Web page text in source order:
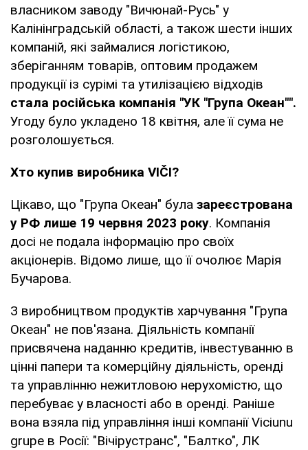
власником заводу "Вичюнай-Русь" у
Калінінградській області, а також шести інших
компаній, які займалися логістикою,
зберіганням товарів, оптовим продажем
продукції із сурімі та утилізацією відходів
стала російська компанія "УК "Група Океан"".
Угоду було укладено 18 квітня, але її сума не
розголошується.
Хто купив виробника VIČI?
Цікаво, що "Група Океан" була зареєстрована
у РФ лише 19 червня 2023 року. Компанія
досі не подала інформацію про своїх
акціонерів. Відомо лише, що її очолює Марія
Бучарова.
З виробництвом продуктів харчування "Група
Океан" не пов'язана. Діяльність компанії
присвячена наданню кредитів, інвестуванню в
цінні папери та комерційну діяльність, оренді
та управлінню нежитловою нерухомістю, що
перебуває у власності або в оренді. Раніше
вона взяла під управління інші компанії Viciunu
grupe в Росії: "Вічірустранс", "Балтко", ЛК